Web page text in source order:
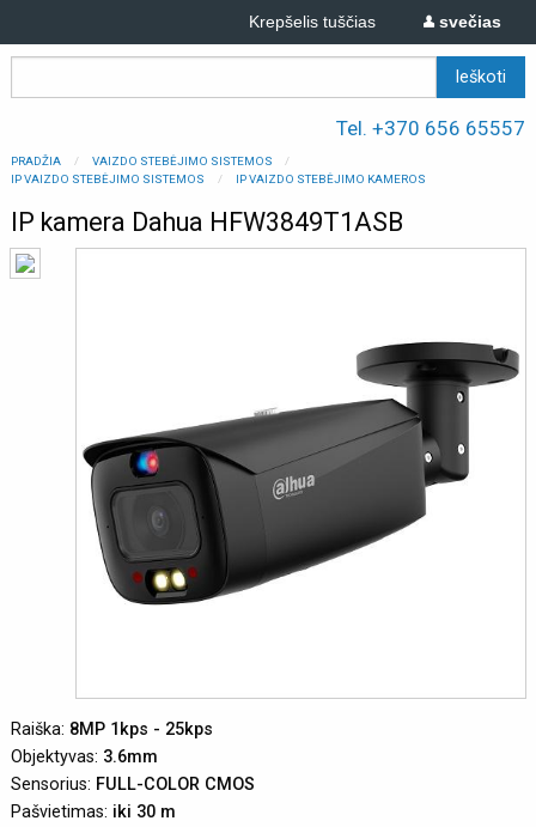
svečias
Krepšelis tuščias
Tel. +370 656 65557
PRADŽIA
VAIZDO STEBĖJIMO SISTEMOS
IP VAIZDO STEBĖJIMO SISTEMOS
IP VAIZDO STEBĖJIMO KAMEROS
IP kamera Dahua HFW3849T1ASB
Raiška: 8MP 1kps - 25kps
Objektyvas: 3.6mm
Sensorius: FULL-COLOR CMOS
Pašvietimas: iki 30 m